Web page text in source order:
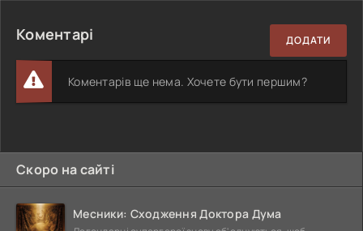
Коментарі ДОДАТИ
Коментарів ще нема. Хочете бути першим?
Скоро на сайті
Месники: Сходження Доктора Дума